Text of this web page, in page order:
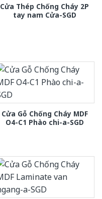
Cửa Thép Chống Cháy 2P
tay nam Cửa-SGD
Cửa Gỗ Chống Cháy MDF
O4-C1 Phào chi-a-SGD